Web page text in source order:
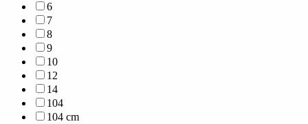
6
7
8
9
10
12
14
104
104 cm